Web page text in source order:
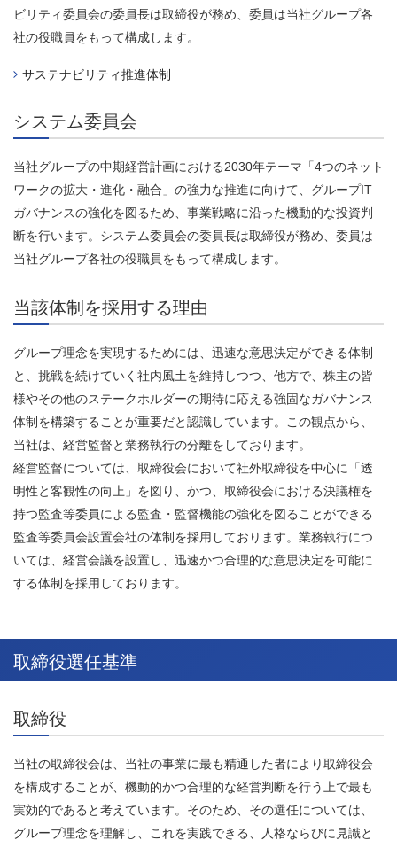
ビリティ委員会の委員長は取締役が務め、委員は当社グループ各
社の役職員をもって構成します。
サステナビリティ推進体制
システム委員会
当社グループの中期経営計画における2030年テーマ「4つのネット
ワークの拡大・進化・融合」の強力な推進に向けて、グループIT
ガバナンスの強化を図るため、事業戦略に沿った機動的な投資判
断を行います。システム委員会の委員長は取締役が務め、委員は
当社グループ各社の役職員をもって構成します。
当該体制を採用する理由
グループ理念を実現するためには、迅速な意思決定ができる体制
と、挑戦を続けていく社内風土を維持しつつ、他方で、株主の皆
様やその他のステークホルダーの期待に応える強固なガバナンス
体制を構築することが重要だと認識しています。この観点から、
当社は、経営監督と業務執行の分離をしております。
経営監督については、取締役会において社外取締役を中心に「透
明性と客観性の向上」を図り、かつ、取締役会における決議権を
持つ監査等委員による監査・監督機能の強化を図ることができる
監査等委員会設置会社の体制を採用しております。業務執行につ
いては、経営会議を設置し、迅速かつ合理的な意思決定を可能に
する体制を採用しております。
取締役選任基準
取締役
当社の取締役会は、当社の事業に最も精通した者により取締役会
を構成することが、機動的かつ合理的な経営判断を行う上で最も
実効的であると考えています。そのため、その選任については、
グループ理念を理解し、これを実践できる、人格ならびに見識と